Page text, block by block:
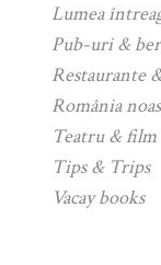
Lumea
Pub-uri &
Restaurante
România
Teatru & film
Tips & Trips
Vacay books